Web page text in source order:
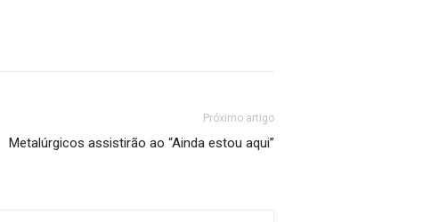
Próximo artigo
Metalúrgicos assistirão ao “Ainda estou aqui”